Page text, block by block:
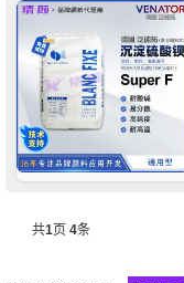
共1页 4条